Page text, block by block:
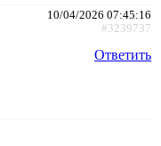
10/04/2026 07:45:16
#3239737
Ответить